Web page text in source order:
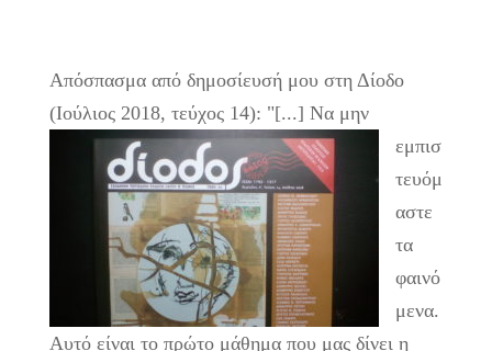
Απόσπασμα από δημοσίευσή μου στη Δίοδο
(Ιούλιος 2018, τεύχος 14): "[...] Να μην
εμπισ
τευόμ
αστε
τα
φαινό
μενα.
Αυτό είναι το πρώτο μάθημα που μας δίνει η